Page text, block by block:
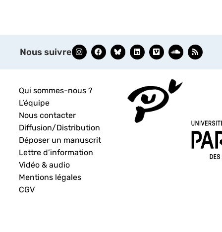
Nous suivre
Qui sommes-nous ?
L’équipe
Nous contacter
Diffusion/Distribution
Déposer un manuscrit
Lettre d’information
Vidéo & audio
Mentions légales
CGV